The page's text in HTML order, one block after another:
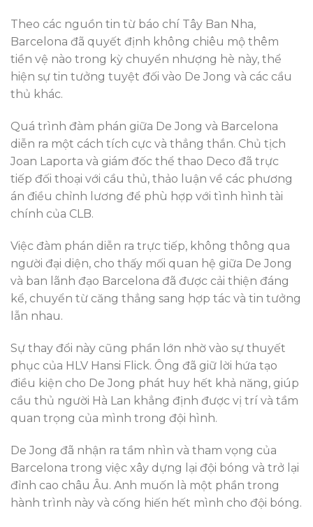
Theo các nguồn tin từ báo chí Tây Ban Nha,
Barcelona đã quyết định không chiêu mộ thêm
tiền vệ nào trong kỳ chuyển nhượng hè này, thể
hiện sự tin tưởng tuyệt đối vào De Jong và các cầu
thủ khác.
Quá trình đàm phán giữa De Jong và Barcelona
diễn ra một cách tích cực và thẳng thắn. Chủ tịch
Joan Laporta và giám đốc thể thao Deco đã trực
tiếp đối thoại với cầu thủ, thảo luận về các phương
án điều chỉnh lương để phù hợp với tình hình tài
chính của CLB.
Việc đàm phán diễn ra trực tiếp, không thông qua
người đại diện, cho thấy mối quan hệ giữa De Jong
và ban lãnh đạo Barcelona đã được cải thiện đáng
kể, chuyển từ căng thẳng sang hợp tác và tin tưởng
lẫn nhau.
Sự thay đổi này cũng phần lớn nhờ vào sự thuyết
phục của HLV Hansi Flick. Ông đã giữ lời hứa tạo
điều kiện cho De Jong phát huy hết khả năng, giúp
cầu thủ người Hà Lan khẳng định được vị trí và tầm
quan trọng của mình trong đội hình.
De Jong đã nhận ra tầm nhìn và tham vọng của
Barcelona trong việc xây dựng lại đội bóng và trở lại
đỉnh cao châu Âu. Anh muốn là một phần trong
hành trình này và cống hiến hết mình cho đội bóng.